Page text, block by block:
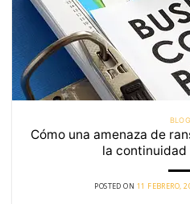
BLOG
Cómo una amenaza de
la
POSTED ON 11 FEBRERO,